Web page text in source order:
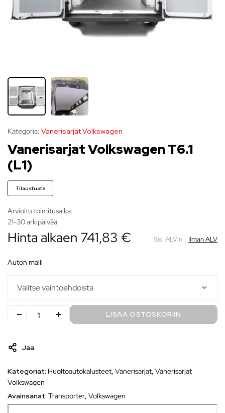
Kategoria: Vanerisarjat Volkswagen
Vanerisarjat Volkswagen T6.1
(L1)
Tilaustuote
Arvioitu toimitusaika:
21-30 arkipäivää
Hinta alkaen 741,83 € Sis. ALV:n | Ilman ALV
auton malli
LISÄÄ OSTOSKORIIN
Jaa
Kategoriat: Huoltoautokalusteet, Vanerisarjat, Vanerisarjat
Volkswagen
Avainsanat: Transporter, Volkswagen